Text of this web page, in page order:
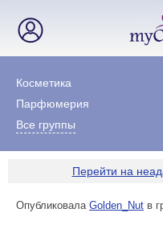
Косметика
Парфюмерия
Все группы
Перейти на
Опубликовала Golden_Nut в